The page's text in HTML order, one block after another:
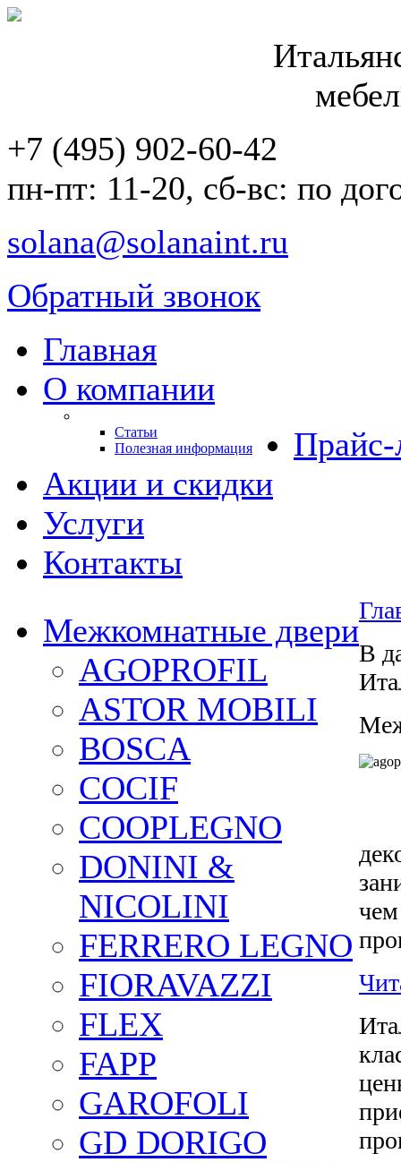
+7 (495) 902-60-42
пн-пт: 11-20, сб-вс: по
solana@solanaint.ru
Обратный звонок
Главная
О компании
Статьи
Полезная информация
Прайс-
Акции и скидки
Услуги
Контакты
Межкомнатные двери
AGOPROFIL
ASTOR MOBILI
BOSCA
COCIF
COOPLEGNO
DONINI &
NICOLINI
FERRERO LEGNO
FIORAVAZZI
FLEX
FAPP
GAROFOLI
GD DORIGO
В
чем